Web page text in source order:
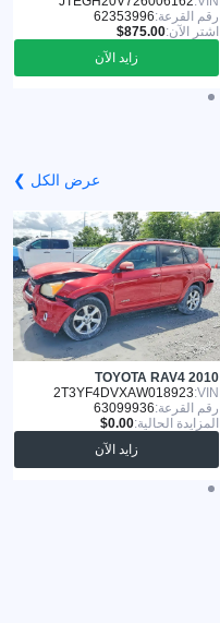
رقم القرعة:62353996
اشترِ الآن:
زايد الآن
عرض الكل ❯
TOYOTA RAV4 2010
VIN:
2T3YF4DVXAW018923
رقم القرعة:63099936
المزايدة الحالية:
زايد الآن